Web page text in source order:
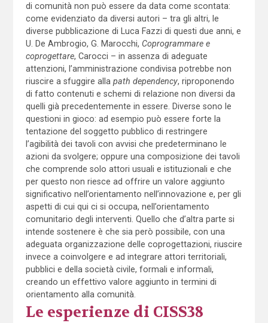
di comunità non può essere da data come scontata:
come evidenziato da diversi autori – tra gli altri, le
diverse pubblicazione di Luca Fazzi di questi due anni, e
U. De Ambrogio, G. Marocchi, Coprogrammare e
coprogettare, Carocci – in assenza di adeguate
attenzioni, l’amministrazione condivisa potrebbe non
riuscire a sfuggire alla path dependency, riproponendo
di fatto contenuti e schemi di relazione non diversi da
quelli già precedentemente in essere. Diverse sono le
questioni in gioco: ad esempio può essere forte la
tentazione del soggetto pubblico di restringere
l’agibilità dei tavoli con avvisi che predeterminano le
azioni da svolgere; oppure una composizione dei tavoli
che comprende solo attori usuali e istituzionali e che
per questo non riesce ad offrire un valore aggiunto
significativo nell’orientamento nell’innovazione e, per gli
aspetti di cui qui ci si occupa, nell’orientamento
comunitario degli interventi. Quello che d’altra parte si
intende sostenere è che sia però possibile, con una
adeguata organizzazione delle coprogettazioni, riuscire
invece a coinvolgere e ad integrare attori territoriali,
pubblici e della società civile, formali e informali,
creando un effettivo valore aggiunto in termini di
orientamento alla comunità.
Le esperienze di CISS38